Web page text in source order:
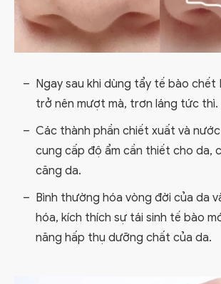
Ngay sau khi dùng tẩy tế bào chết
trở nên mượt mà, trơn láng tức thì.
Các thành phần chiết xuất và
cung cấp độ ẩm cần thiết cho da,
căng da.
Bình thường hóa vòng đời của da
hóa, kích thích sự tái sinh tế bào
năng hấp thụ dưỡng chất của da.